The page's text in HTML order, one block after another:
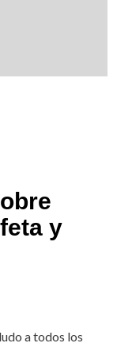
y
a todos los